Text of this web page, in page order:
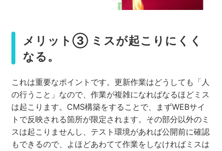
メリット③ ミスが起こりにくく
なる。
これは重要なポイントです。更新作業はどうしても「人
の行うこと」なので、作業が複雑になればなるほどミス
は起こります。CMS構築をすることで、まずWEBサイ
トで反映される箇所が限定されます。その部分以外のミ
スは起こりませんし、テスト環境があれば公開前に確認
もできるので、よほどあわてて作業をしなければミスは